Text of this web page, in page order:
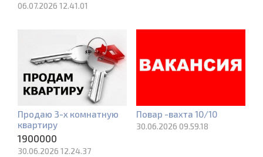
06.07.2026 12.41.01
Продаю 3-х комнатную
квартиру
1900000
30.06.2026 12.24.37
Повар -вахта 10/10
30.06.2026 09.59.18